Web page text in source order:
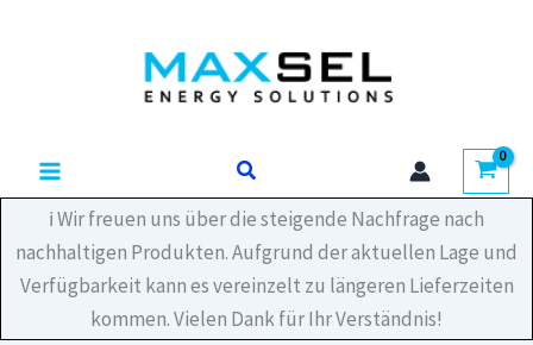
Suchen
ℹ️ Wir freuen uns über die steigende Nachfrage nach
nachhaltigen Produkten. Aufgrund der aktuellen Lage und
Verfügbarkeit kann es vereinzelt zu längeren Lieferzeiten
kommen. Vielen Dank für Ihr Verständnis!